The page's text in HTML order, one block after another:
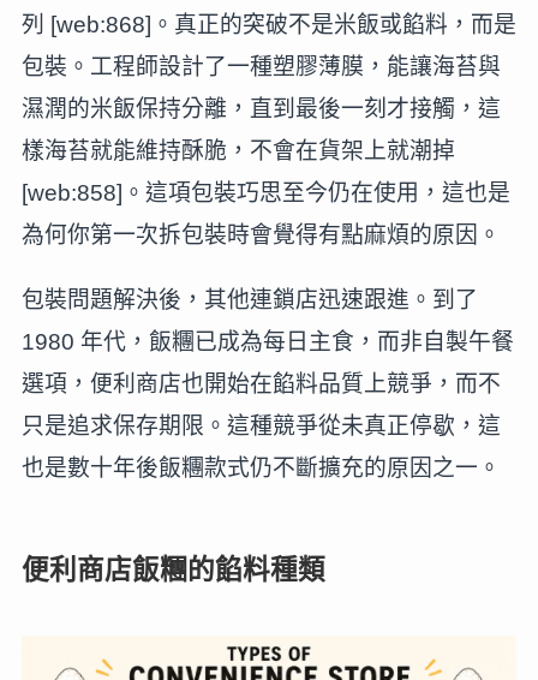
列 [web:868]。真正的突破不是米飯或餡料，而是
包裝。工程師設計了一種塑膠薄膜，能讓海苔與
濕潤的米飯保持分離，直到最後一刻才接觸，這
樣海苔就能維持酥脆，不會在貨架上就潮掉
[web:858]。這項包裝巧思至今仍在使用，這也是
為何你第一次拆包裝時會覺得有點麻煩的原因。
包裝問題解決後，其他連鎖店迅速跟進。到了
1980 年代，飯糰已成為每日主食，而非自製午餐
選項，便利商店也開始在餡料品質上競爭，而不
只是追求保存期限。這種競爭從未真正停歇，這
也是數十年後飯糰款式仍不斷擴充的原因之一。
便利商店飯糰的餡料種類